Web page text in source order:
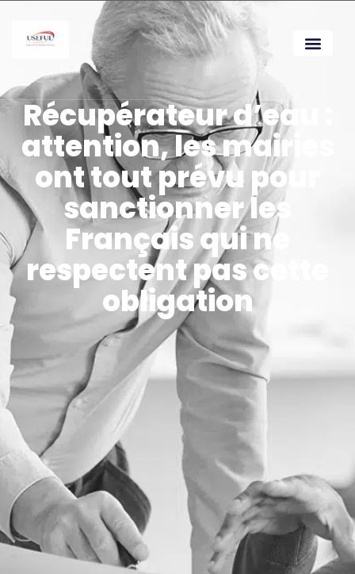
Récupérateur d’eau :
attention, les mairies
ont tout prévu pour
sanctionner les
Français qui ne
respectent pas cette
obligation